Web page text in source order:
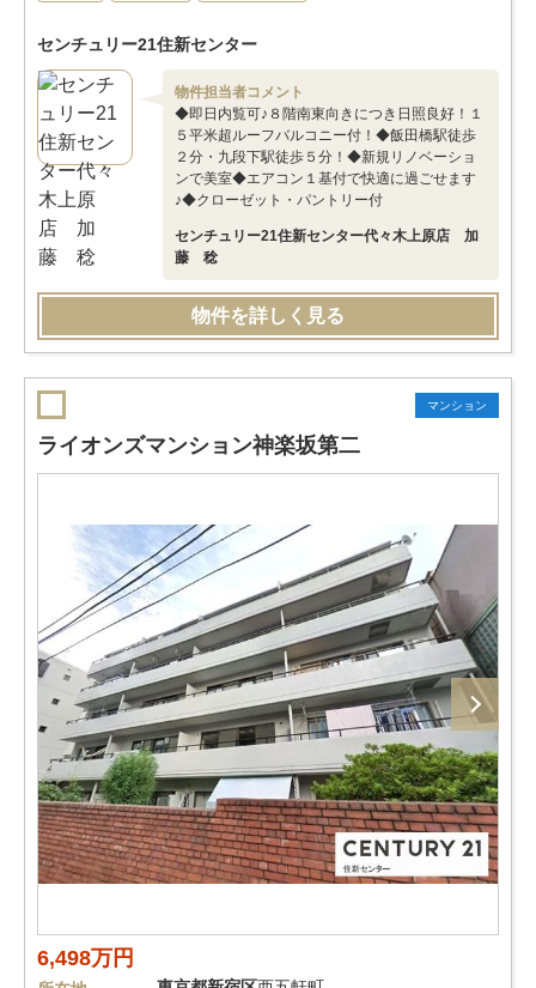
センチュリー21住新センター
物件担当者コメント
◆即日内覧可♪８階南東向きにつき日照良好！１
５平米超ルーフバルコニー付！◆飯田橋駅徒歩
２分・九段下駅徒歩５分！◆新規リノベーショ
ンで美室◆エアコン１基付で快適に過ごせます
♪◆クローゼット・パントリー付
センチュリー21住新センター代々木上原店 加
藤 稔
物件を詳しく見る
マンション
ライオンズマンション神楽坂第二
6,498万円